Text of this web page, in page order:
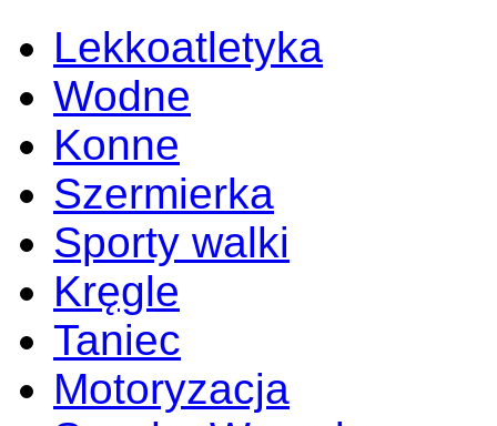
Lekkoatletyka
Wodne
Konne
Szermierka
Sporty walki
Kręgle
Taniec
Motoryzacja